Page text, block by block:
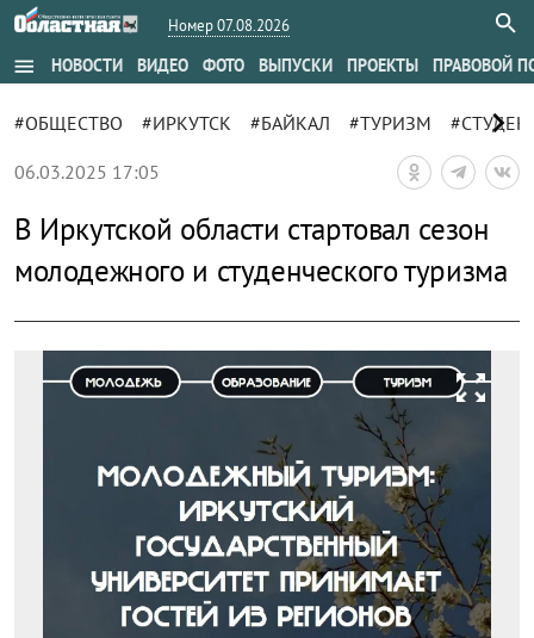
Номер 07.08.2026
menu НОВОСТИ ВИДЕО ФОТО ВЫПУСКИ ПРОЕКТЫ ПРАВОВОЙ
#ОБЩЕСТВО #ИРКУТСК #БАЙКАЛ #ТУРИЗМ chevron_right
06.03.2025 17:05
В Иркутской области стартовал сезон
молодежного и студенческого туризма
zoom_out_map